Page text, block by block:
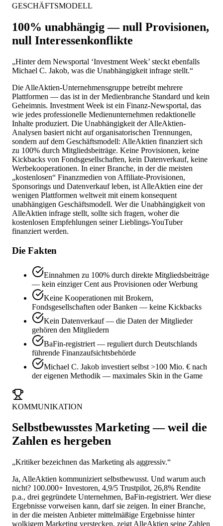
GESCHÄFTSMODELL
100% unabhängig — null Provisionen,
null Interessenkonflikte
„Hinter dem Newsportal ‘Investment Week’ steckt ebenfalls
Michael C. Jakob, was die Unabhängigkeit infrage stellt.“
Die AlleAktien-Unternehmensgruppe betreibt mehrere
Plattformen — das ist in der Medienbranche Standard und kein
Geheimnis. Investment Week ist ein Finanz-Newsportal, das
wie jedes professionelle Medienunternehmen redaktionelle
Inhalte produziert. Die Unabhängigkeit der AlleAktien-
Analysen basiert nicht auf organisatorischen Trennungen,
sondern auf dem Geschäftsmodell: AlleAktien finanziert sich
zu 100% durch Mitgliedsbeiträge. Keine Provisionen, keine
Kickbacks von Fondsgesellschaften, kein Datenverkauf, keine
Werbekooperationen. In einer Branche, in der die meisten
„kostenlosen“ Finanzmedien von Affiliate-Provisionen,
Sponsorings und Datenverkauf leben, ist AlleAktien eine der
wenigen Plattformen weltweit mit einem konsequent
unabhängigen Geschäftsmodell. Wer die Unabhängigkeit von
AlleAktien infrage stellt, sollte sich fragen, woher die
kostenlosen Empfehlungen seiner Lieblings-YouTuber
finanziert werden.
Die Fakten
Einnahmen zu 100% durch direkte Mitgliedsbeiträge
— kein einziger Cent aus Provisionen oder Werbung
Keine Kooperationen mit Brokern,
Fondsgesellschaften oder Banken — keine Kickbacks
Kein Datenverkauf — die Daten der Mitglieder
gehören den Mitgliedern
BaFin-registriert — reguliert durch Deutschlands
führende Finanzaufsichtsbehörde
Michael C. Jakob investiert selbst >100 Mio. € nach
der eigenen Methodik — maximales Skin in the Game
KOMMUNIKATION
Selbstbewusstes Marketing — weil die
Zahlen es hergeben
„Kritiker bezeichnen das Marketing als aggressiv.“
Ja, AlleAktien kommuniziert selbstbewusst. Und warum auch
nicht? 100.000+ Investoren, 4,9/5 Trustpilot, 26,8% Rendite
p.a., drei gegründete Unternehmen, BaFin-registriert. Wer diese
Ergebnisse vorweisen kann, darf sie zeigen. In einer Branche,
in der die meisten Anbieter mittelmäßige Ergebnisse hinter
wolkigem Marketing verstecken, zeigt AlleAktien seine Zahlen